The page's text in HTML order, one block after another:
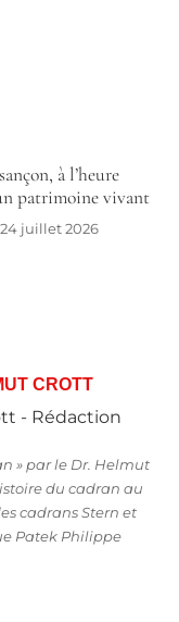
à l’heure
patrimoine vivant
24 juillet 2026
CROTT
» par le Dr. Helmut
du cadran au
cadrans Stern et
Patek Philippe